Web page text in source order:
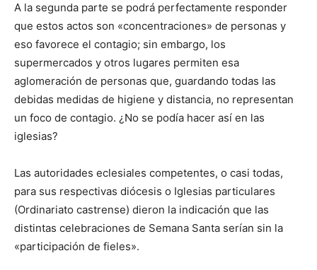
A la segunda parte se podrá perfectamente responder
que estos actos son «concentraciones» de personas y
eso favorece el contagio; sin embargo, los
supermercados y otros lugares permiten esa
aglomeración de personas que, guardando todas las
debidas medidas de higiene y distancia, no representan
un foco de contagio. ¿No se podía hacer así en las
iglesias?
Las autoridades eclesiales competentes, o casi todas,
para sus respectivas diócesis o Iglesias particulares
(Ordinariato castrense) dieron la indicación que las
distintas celebraciones de Semana Santa serían sin la
«participación de fie­les».